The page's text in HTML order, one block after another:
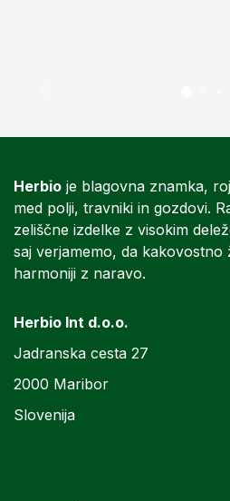
Herbio je blagovna znamka,
med polji, travniki in gozdovi.
zeliščne izdelke z visokim
saj verjamemo, da kakovostno
harmoniji z naravo.
Herbio Int d.o.o.
Jadranska cesta 27
2000 Maribor
Slovenija